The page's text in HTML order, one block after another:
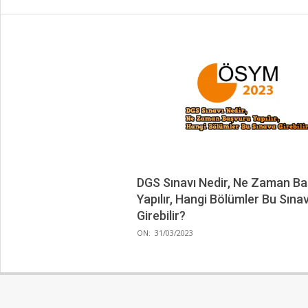
DGS Sınavı Nedir, Ne Zaman
Yapılır, Hangi Bölümler Bu
Girebilir?
2023-
ON: 31/03/2023